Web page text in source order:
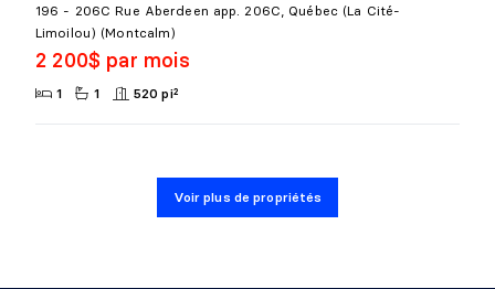
196 - 206C Rue Aberdeen app. 206C, Québec (La Cité-
Limoilou) (Montcalm)
2 200$ par mois
1 1 520 pi²
Voir plus de propriétés